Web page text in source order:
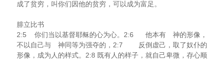
成了贫穷，叫你们因他的贫穷，可以成为富足。
腓立比书
2:5 你们当以基督耶稣的心为心。 2:6 他本有 神的形像，
不以自己与 神同等为强夺的， 2:7 反倒虚己，取了奴仆的
形像，成为人的样式。 2:8 既有人的样子，就自己卑微，存心顺